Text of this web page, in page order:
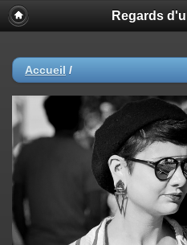
Regards
Accueil /